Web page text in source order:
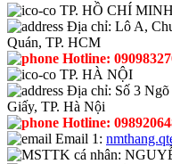
TP. HỒ CHÍ MINH
Địa chỉ: Lô A,
Quán, TP. HCM
Hotline:
TP. HÀ NỘI
Địa chỉ: Số 3
Giấy, TP. Hà Nội
Hotline:
Email 1:
TK cá nhân: